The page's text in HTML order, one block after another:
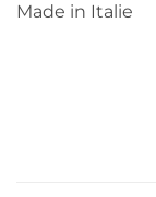
Made in Italie